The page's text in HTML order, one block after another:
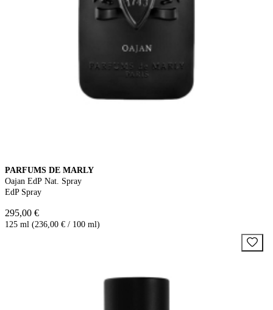
PARFUMS DE MARLY
Oajan EdP Nat. Spray
EdP Spray
295,00 €
125 ml (236,00 € / 100 ml)